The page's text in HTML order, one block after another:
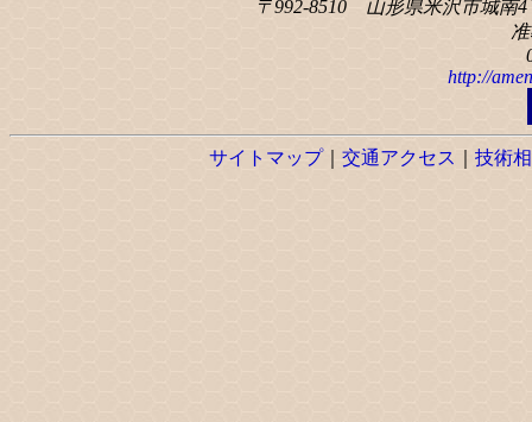
〒992-8510 山形県米沢市城南4
http://
サイトマップ｜ 交通アクセス 技術